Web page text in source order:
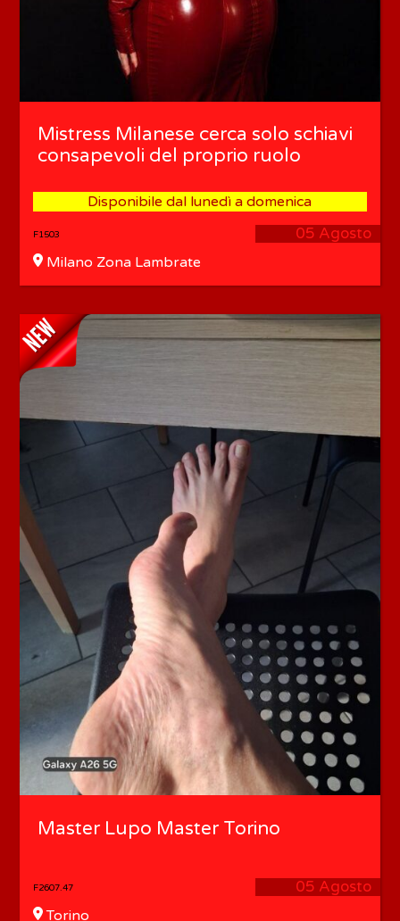
Mistress Milanese cerca solo schiavi
consapevoli del proprio ruolo
Disponibile dal lunedì a domenica
05 Agosto
F1503
Milano Zona Lambrate
Master Lupo Master Torino
05 Agosto
F2607.47
Torino